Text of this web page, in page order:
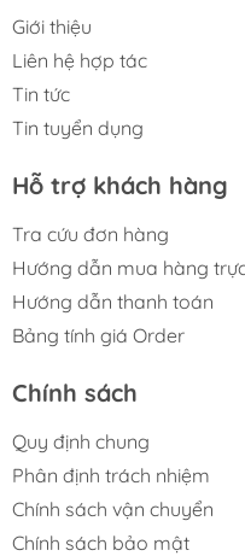
Giới thiệu
Liên hệ hợp tác
Tin tức
Tin tuyển dụng
Hỗ trợ khách hàng
Tra cứu đơn hàng
Hướng dẫn mua hàng
Hướng dẫn thanh toán
Bảng tính giá Order
Chính sách
Quy định chung
Phân định trách nhiệm
Chính sách vận chuyển
Chính sách bảo mật